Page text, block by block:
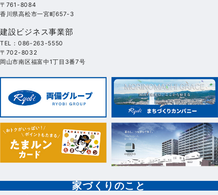
〒761-8084
香川県高松市一宮町657-3
建設ビジネス事業部
TEL：086-263-5550
〒702-8032
岡山市南区福富中1丁目3番7号
家づくりのこと